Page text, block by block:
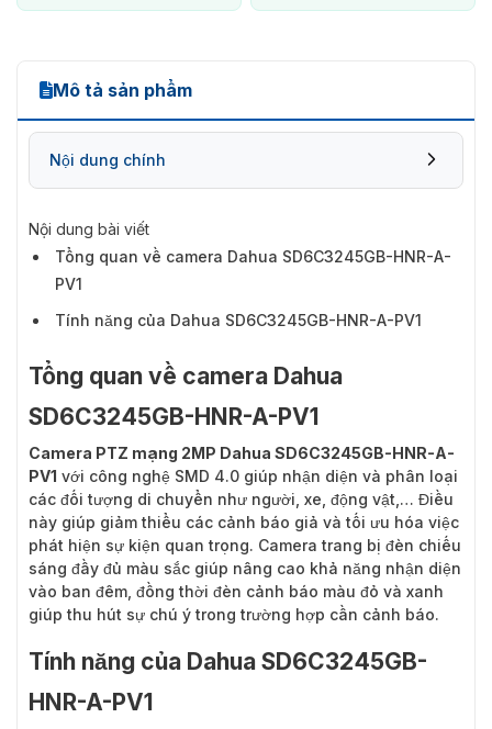
Mô tả sản phẩm
Nội dung chính
Nội dung bài viết
Tổng quan về camera Dahua SD6C3245GB-HNR-A-
PV1
Tính năng của Dahua SD6C3245GB-HNR-A-PV1
Tổng quan về camera Dahua
SD6C3245GB-HNR-A-PV1
Camera PTZ mạng 2MP Dahua SD6C3245GB-HNR-A-
PV1 với công nghệ SMD 4.0 giúp nhận diện và phân loại
các đối tượng di chuyển như người, xe, động vật,… Điều
này giúp giảm thiểu các cảnh báo giả và tối ưu hóa việc
phát hiện sự kiện quan trọng. Camera trang bị đèn chiếu
sáng đầy đủ màu sắc giúp nâng cao khả năng nhận diện
vào ban đêm, đồng thời đèn cảnh báo màu đỏ và xanh
giúp thu hút sự chú ý trong trường hợp cần cảnh báo.
Tính năng của Dahua SD6C3245GB-
HNR-A-PV1